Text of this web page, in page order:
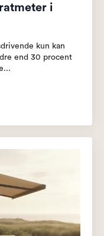
i
kun kan
end 30 procent